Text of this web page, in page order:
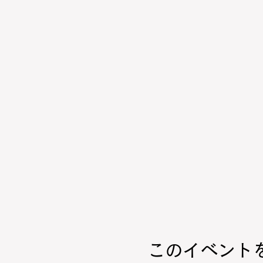
このイベント